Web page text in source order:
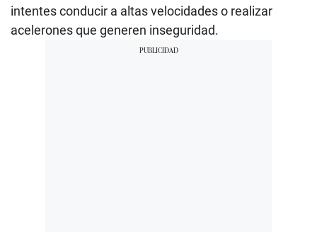
intentes conducir a altas velocidades o realizar
acelerones que generen inseguridad.